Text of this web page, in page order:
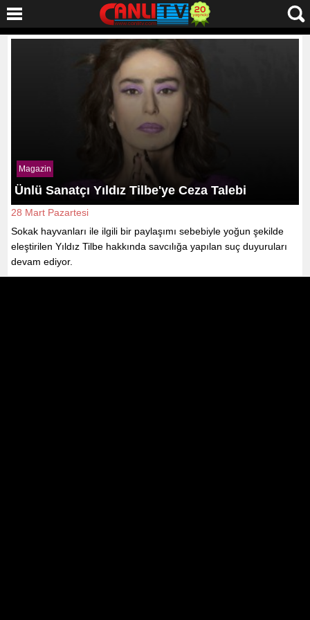
Magazin
Ünlü Sanatçı Yıldız Tilbe'ye Ceza Talebi
28 Mart Pazartesi
Sokak hayvanları ile ilgili bir paylaşımı sebebiyle yoğun şekilde
eleştirilen Yıldız Tilbe hakkında savcılığa yapılan suç duyuruları
devam ediyor.